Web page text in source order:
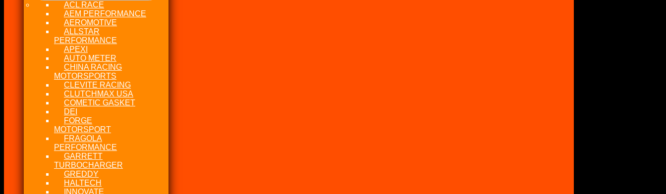
ACL RACE
AEM PERFORMANCE
AEROMOTIVE
ALLSTAR
PERFORMANCE
APEXI
AUTO METER
CHINA RACING
MOTORSPORTS
CLEVITE RACING
CLUTCHMAX USA
COMETIC GASKET
DEI
FORGE
MOTORSPORT
FRAGOLA
PERFORMANCE
GARRETT
TURBOCHARGER
GREDDY
HALTECH
INNOVATE